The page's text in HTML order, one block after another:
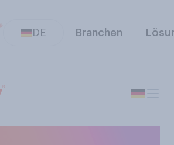
DE Branchen